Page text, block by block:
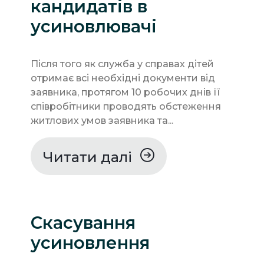
кандидатів в
усиновлювачі
Після того як служба у справах дітей
отримає всі необхідні документи від
заявника, протягом 10 робочих днів її
співробітники проводять обстеження
житлових умов заявника та...
Читати далі
Скасування
усиновлення